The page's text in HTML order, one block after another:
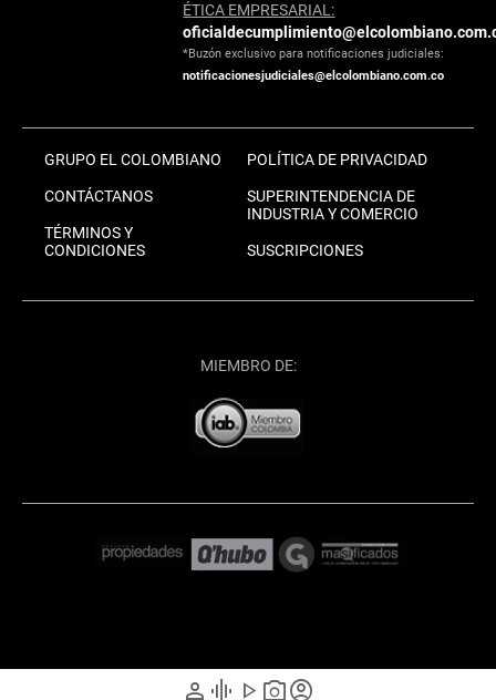
person graphic_eq play_arrow photo_cameraaccount_circle
ÉTICA EMPRESARIAL:
*Buzón exclusivo para notificaciones judiciales:
notificacionesjudiciales@elcolombiano.com.co
GRUPO EL COLOMBIANO
CONTÁCTANOS
TÉRMINOS Y
CONDICIONES
POLÍTICA DE PRIVACIDAD
SUPERINTENDENCIA DE
INDUSTRIA Y COMERCIO
SUSCRIPCIONES
MIEMBRO DE: